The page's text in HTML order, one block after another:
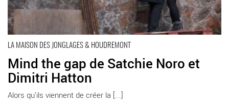
LA MAISON DES JONGLAGES & HOUDREMONT
Mind the gap de Satchie Noro et
Dimitri Hatton
Alors qu’ils viennent de créer la [...]